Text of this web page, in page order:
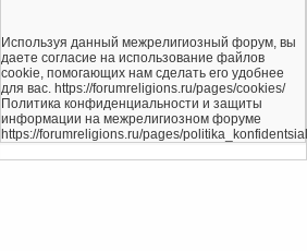
Используя данный межрелигиозный форум, вы
даете согласие на использование файлов
cookie, помогающих нам сделать его удобнее
для вас. https://forumreligions.ru/pages/cookies/
Политика конфиденциальности и защиты
информации на межрелигиозном форуме
https://forumreligions.ru/pages/